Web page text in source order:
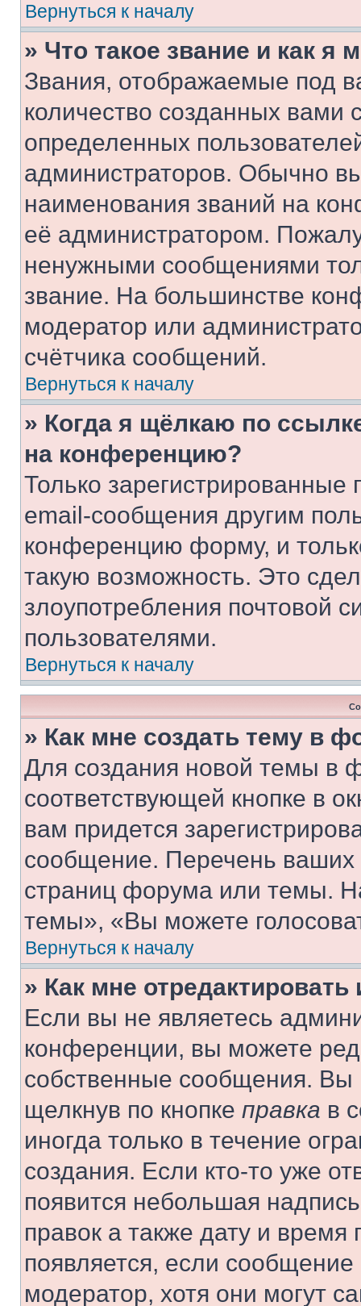
Вернуться к началу
» Что такое звание и как я
Звания, отображаемые под
количество созданных
определенных
администраторов. Обычно
наименования званий на
её администратором.
ненужными сообщениями
звание. На большинстве
модератор или
счётчика сообщений.
Вернуться к началу
» Когда я щёлкаю по
на конференцию?
Только зарегистрированные
email-сообщения другим
конференцию форму, и
такую возможность. Это
злоупотребления почтовой
пользователями.
Вернуться к началу
» Как мне создать тему в
Для создания новой темы в
соответствующей кнопке в
вам придется
сообщение. Перечень ваших
страниц форума или темы.
темы», «Вы можете
Вернуться к началу
» Как мне
Если вы не являетесь
конференции, вы можете
собственные сообщения. Вы
щелкнув по кнопке правка в
иногда только в течение
создания. Если кто-то уже
появится небольшая
правок а также дату и
появляется, если
модератор, хотя они могут